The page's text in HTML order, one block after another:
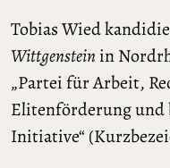
Tobias Wied
Wittgenstein in
„Partei für Arbeit,
Elitenförderung und
Initiative“